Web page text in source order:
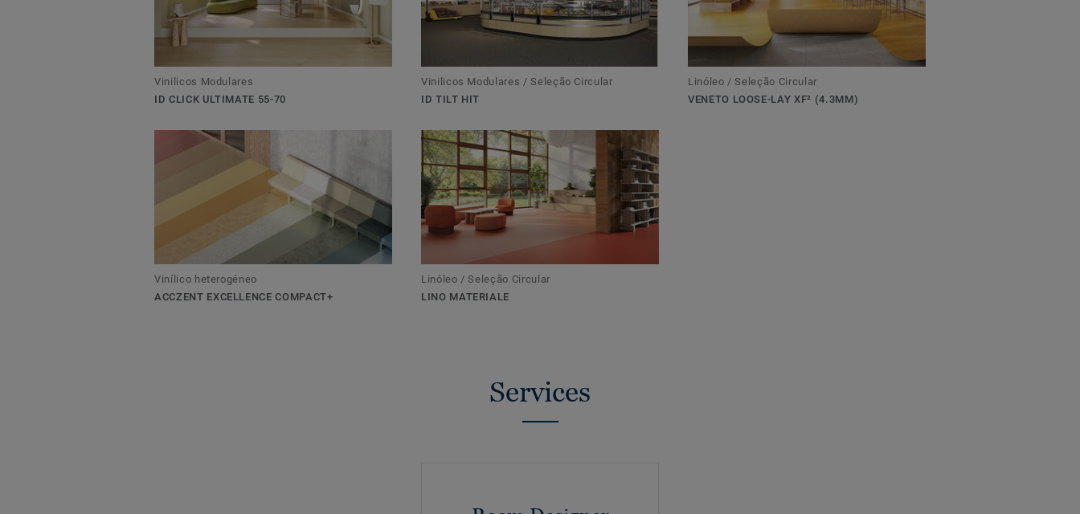
Vinilicos Modulares
ID CLICK ULTIMATE 55-70
Vinilicos Modulares / Seleção Circular
ID TILT HIT
Linóleo / Seleção Circular
VENETO LOOSE-LAY XF² (4.3MM)
Vinílico heterogéneo
ACCZENT EXCELLENCE COMPACT+
Linóleo / Seleção Circular
LINO MATERIALE
Services